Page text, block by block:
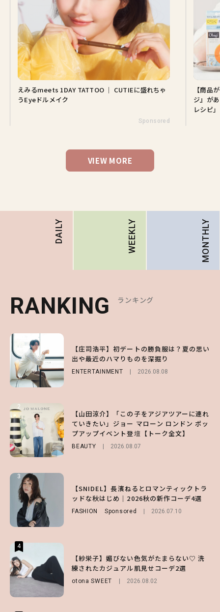
えみるmeets 1DAY TATTOO ｜ CUTIEに盛れちゃ
うEyeドルメイク
Sponsored
【商品
ジ』が
レシピ」
VIEW MORE
DAILY WEEKLY MONTHLY
RANKING ランキング
【庄司浩平】初デートの勝負服は？夏の思い
出や最近のハマりものを深掘り
ENTERTAINMENT 2026.08.08
2
【山田涼介】「この子をアジアツアーに連れ
ていきたい」ジョー マローン ロンドン ポッ
プアップイベント登壇【トーク全文】
BEAUTY 2026.08.07
3
【SNIDEL】長濱ねるとロマンティックトラ
ッドな秋はじめ｜2026秋の新作コーデ4選
FASHION Sponsored 2026.07.10
4
【紗栄子】媚びない色気がたまらない♡ 洗
練されたカジュアル肌見せコーデ2選
otona SWEET 2026.08.02
RANKING ランキング
【大原優乃】夏メイクはプレイフルに！ドキ
ッとしちゃう色っぽ“うるみ目”のつくり方
BEAUTY 2026.08.01
2
【森香澄】理想のスタイルはどう作る？体型
キープの秘訣や夏の過ごし方など独占インタ
ビュー！
ENTERTAINMENT 2026.07.31
3
【ハローキティ】がスシローと初コラボ♡
第1弾の気になるメニュー＆限定グッズを総
チェック！
2026.07.31
4
【ALD1】グループの魅力＆素顔に迫る♡ 一
問一答をお届け！【sweet web独占】
ENTERTAINMENT 2026.08.03
RANKING ランキング
【SNIDEL】長濱ねるとロマンティックトラ
ッドな秋はじめ｜2026秋の新作コーデ4選
FASHION Sponsored 2026.07.10
2
【付録】総柄ハローキティが可愛すぎ♡ 紀
ノ国屋コラボの“優秀保冷バッグ”は夏の強
い味方！【オトナミューズ9月号増刊】
FUROKU 2026.07.12
3
【谷まりあ】夏は“シアースカート”でさり
げなく肌見せ！透け感のニュアンスを楽しめ
るマストハブアイテム4選
4
【ハローキティ】がスシローと初コラボ♡
第1弾の気になるメニュー＆限定グッズを総
チェック！
2026.07.31